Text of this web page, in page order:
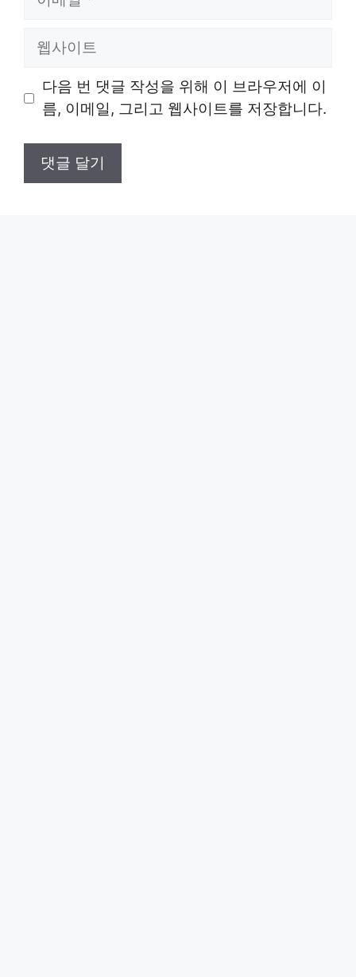
트
다음 번 댓글 작성을 위해 이 브라우저에 이
름, 이메일, 그리고 웹사이트를 저장합니다.